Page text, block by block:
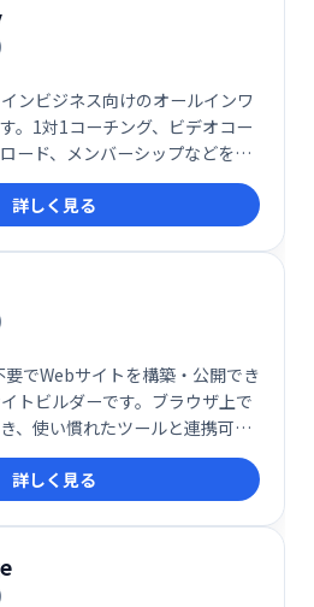
ンビジネス向けのオールインワ
。1対1コーチング、ビデオコー
ード、メンバーシップなどを、
ます。堅牢で洗練されたシステ
供。あなたの才能を収益化し、
しょう！
詳しく見る
でWebサイトを構築・公開でき
トビルダーです。ブラウザ上で
、使い慣れたツールと連携可能
の高いWebサイト制作を実現し
詳しく見る